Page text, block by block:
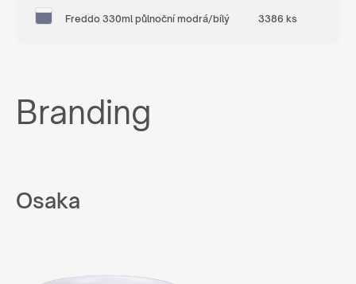
Freddo 330ml půlnoční modrá/bílý 3386 ks
Branding
Osaka